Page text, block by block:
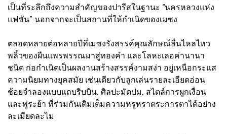
เป็นที่ระลึกถึงความสำคัญของปารีสในฐานะ “นครหลวงแห่ง
แฟชัน” นอกจากจะเป็นสถานที่ให้กำเนิดของเมซง
ตลอดหลายต่อหลายปีที่เมซงรังสรรค์คุณลักษณ์ลื่นไหลไหว
พลิ้วของผืนแพรพรรณมาสู่ทองคำ และโลหะเลอค่านานา
ชนิด ก่อกำเนิดเป็นผลงานสร้างสรรค์งามสง่า อยู่เหนือกระแส
ความนิยมทางยุคสมัย เช่นเดียวกับลูกเล่นรายละเอียดอ่อน
ช้อยจำลองแบบแถบริบบิน, ศิลปะมัดปม, สไตล์การผูกเงื่อน
และพู่ระย้า ที่ร่วมกันเติมเต็มความหรูหราตระการตาได้อย่าง
ละเมียดละไม